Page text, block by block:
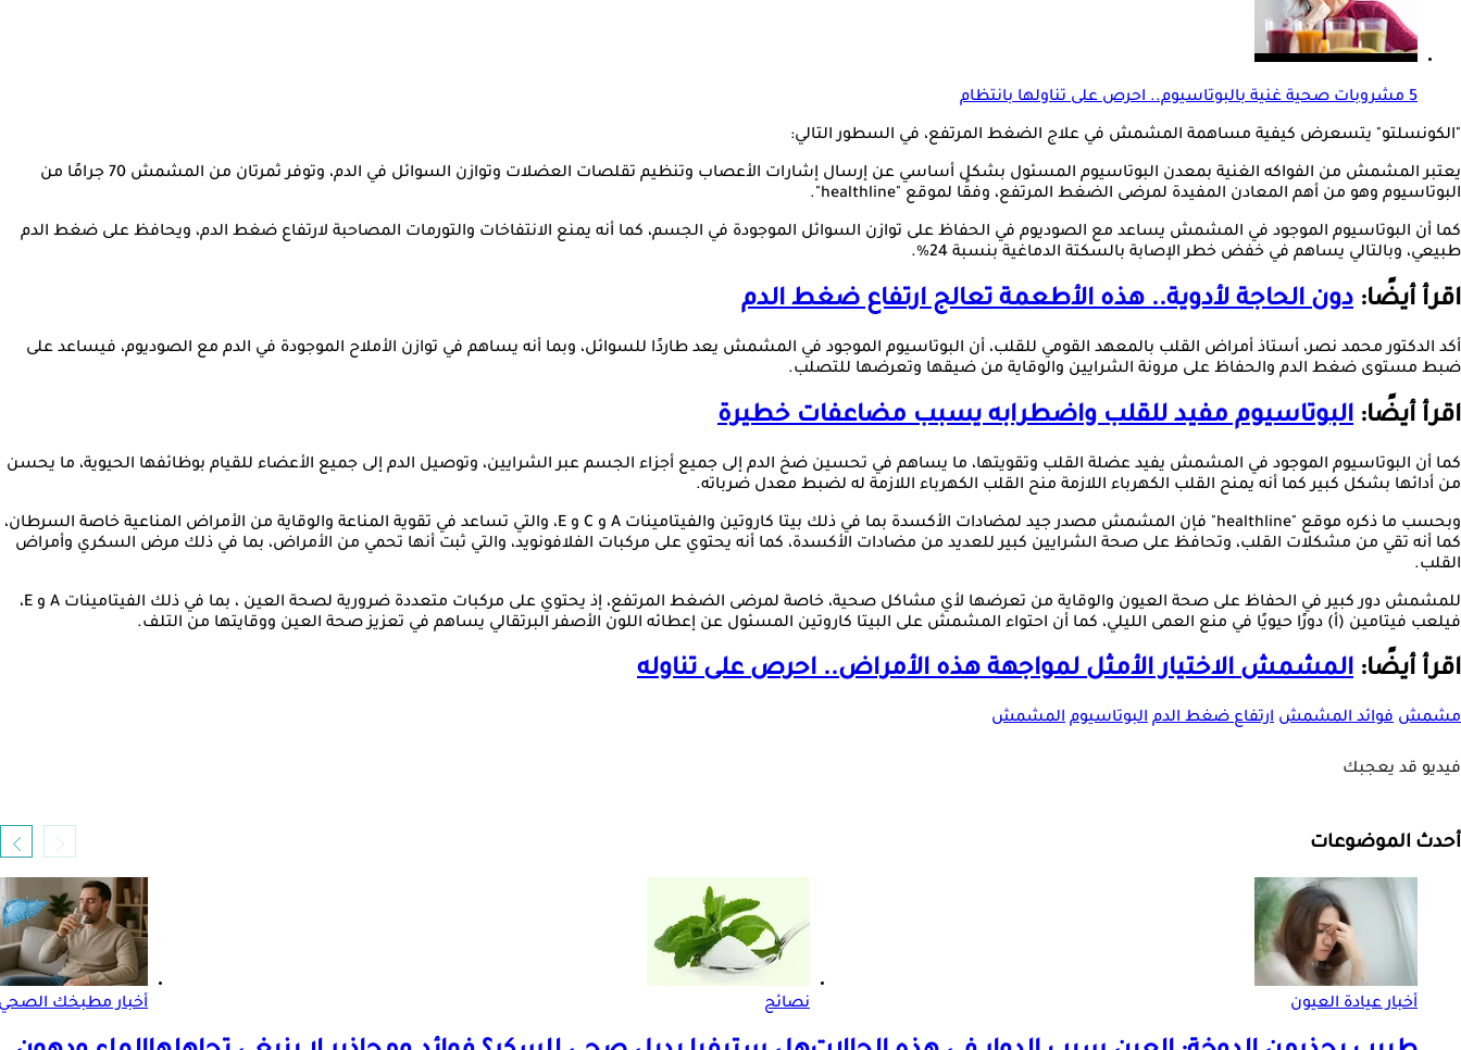
5 مشروبات صحية غنية بالبوتاسيوم.. احرص على تناولها بانتظام
"الكونسلتو" يتسعرض كيفية مساهمة المشمش في علاج الضغط المرتفع، في السطور التالي:
يعتبر المشمش من الفواكه الغنية بمعدن البوتاسيوم المسئول بشكل أساسي عن إرسال إشارات الأعصاب وتنظيم تقلصات العضلات وتوازن السوائل في الدم، وتوفر ثمرتان من المشمش 70 جرامًا من
البوتاسيوم وهو من أهم المعادن المفيدة لمرضى الضغط المرتفع، وفقًا لموقع "healthline".
كما أن البوتاسيوم الموجود في المشمش يساعد مع الصوديوم في الحفاظ على توازن السوائل الموجودة في الجسم، كما أنه يمنع الانتفاخات والتورمات المصاحبة لارتفاع ضغط الدم، ويحافظ على ضغط الدم
طبيعي، وبالتالي يساهم في خفض خطر الإصابة بالسكتة الدماغية بنسبة 24%.
اقرأ أيضًا: دون الحاجة لأدوية.. هذه الأطعمة تعالج ارتفاع ضغط الدم
أكد الدكتور محمد نصر، أستاذ أمراض القلب بالمعهد القومي للقلب، أن البوتاسيوم الموجود في المشمش يعد طاردًا للسوائل، وبما أنه يساهم في توازن الأملاح الموجودة في الدم مع الصوديوم، فيساعد على
ضبط مستوى ضغط الدم والحفاظ على مرونة الشرايين والوقاية من ضيقها وتعرضها للتصلب.
اقرأ أيضًا: البوتاسيوم مفيد للقلب واضطرابه يسبب مضاعفات خطيرة
كما أن البوتاسيوم الموجود في المشمش يفيد عضلة القلب وتقويتها، ما يساهم في تحسين ضخ الدم إلى جميع أجزاء الجسم عبر الشرايين، وتوصيل الدم إلى جميع الأعضاء للقيام بوظائفها الحيوية، ما يحسن
من أدائها بشكل كبير كما أنه يمنح القلب الكهرباء اللازمة منح القلب الكهرباء اللازمة له لضبط معدل ضرباته.
وبحسب ما ذكره موقع "healthline" فإن المشمش مصدر جيد لمضادات الأكسدة بما في ذلك بيتا كاروتين والفيتامينات A و C و E، والتي تساعد في تقوية المناعة والوقاية من الأمراض المناعية خاصة السرطان،
كما أنه تقي من مشكلات القلب، وتحافظ على صحة الشرايين كبير للعديد من مضادات الأكسدة، كما أنه يحتوي على مركبات الفلافونويد، والتي ثبت أنها تحمي من الأمراض، بما في ذلك مرض السكري وأمراض
القلب.
للمشمش دور كبير في الحفاظ على صحة العيون والوقاية من تعرضها لأي مشاكل صحية، خاصة لمرضى الضغط المرتفع، إذ يحتوي على مركبات متعددة ضرورية لصحة العين ، بما في ذلك الفيتامينات A و E،
فيلعب فيتامين (أ) دورًا حيويًا في منع العمى الليلي، كما أن احتواء المشمش على البيتا كاروتين المسئول عن إعطائه اللون الأصفر البرتقالي يساهم في تعزيز صحة العين ووقايتها من التلف.
اقرأ أيضًا: المشمش الاختيار الأمثل لمواجهة هذه الأمراض.. احرص على تناوله
مشمش فوائد المشمش ارتفاع ضغط الدم البوتاسيوم المشمش
فيديو قد يعجبك
أحدث الموضوعات
أخبار عيادة العيون نصائح أخبار مطبخك